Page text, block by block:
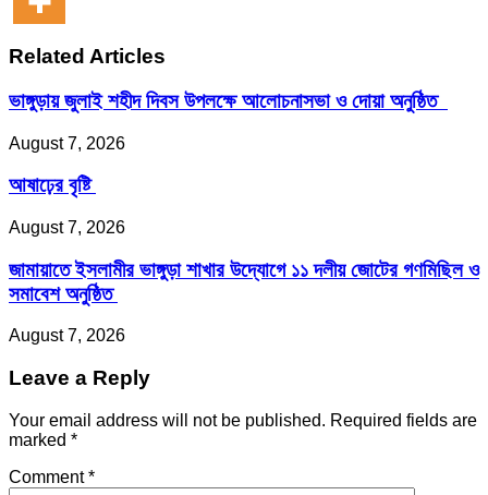
Related Articles
ভাঙ্গুড়ায় জুলাই শহীদ দিবস উপলক্ষে আলোচনাসভা ও দোয়া অনুষ্ঠিত
August 7, 2026
আষাঢ়ের বৃষ্টি
August 7, 2026
জামায়াতে ইসলামীর ভাঙ্গুড়া শাখার উদ্যোগে ১১ দলীয় জোটের গণমিছিল ও
সমাবেশ অনুষ্ঠিত
August 7, 2026
Leave a Reply
Your email address will not be published. Required fields are
marked *
Comment*